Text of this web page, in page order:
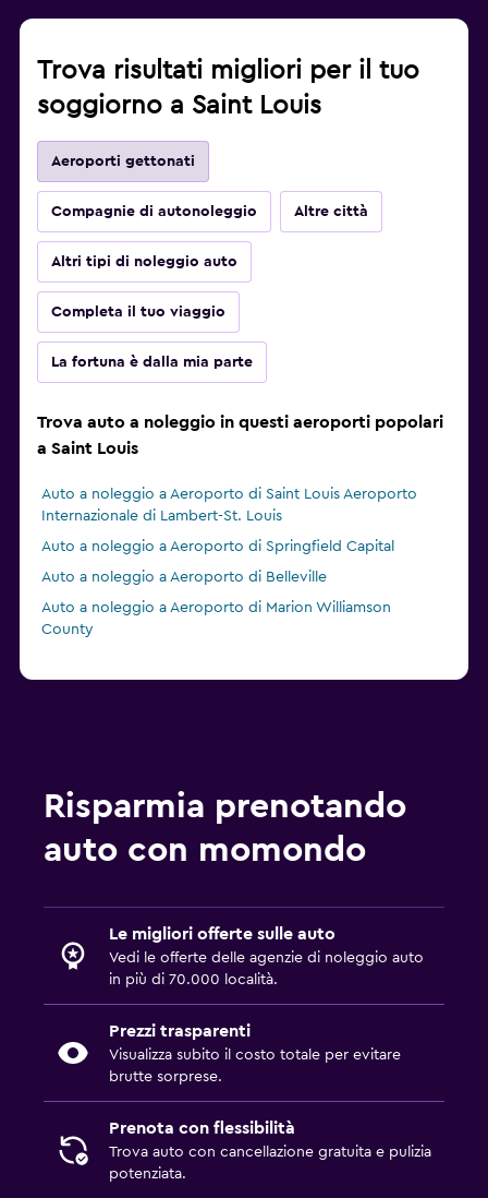
Trova risultati migliori per il tuo
soggiorno a Saint Louis
Aeroporti gettonati
Compagnie di autonoleggio Altre città
Altri tipi di noleggio auto
Completa il tuo viaggio
La fortuna è dalla mia parte
Trova auto a noleggio in questi aeroporti popolari
a Saint Louis
Auto a noleggio a Aeroporto di Saint Louis Aeroporto
Internazionale di Lambert-St. Louis
Auto a noleggio a Aeroporto di Springfield Capital
Auto a noleggio a Aeroporto di Belleville
Auto a noleggio a Aeroporto di Marion Williamson
County
Risparmia prenotando
auto con momondo
Le migliori offerte sulle auto
Vedi le offerte delle agenzie di noleggio auto
in più di 70.000 località.
Prezzi trasparenti
Visualizza subito il costo totale per evitare
brutte sorprese.
Prenota con flessibilità
Trova auto con cancellazione gratuita e pulizia
potenziata.